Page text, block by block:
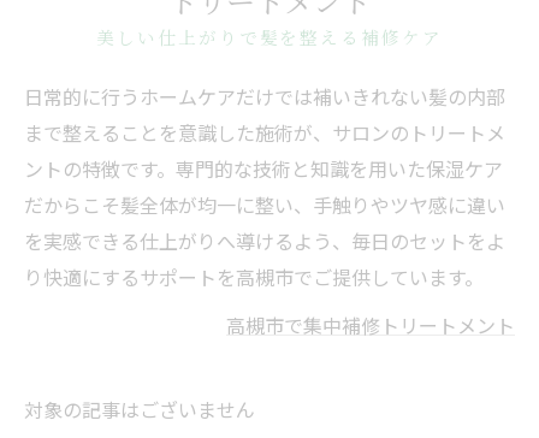
美しい仕上がりで髪を整える補修ケア
日常的に行うホームケアだけでは補いきれない髪の内部
まで整えることを意識した施術が、サロンのトリートメ
ントの特徴です。専門的な技術と知識を用いた保湿ケア
だからこそ髪全体が均一に整い、手触りやツヤ感に違い
を実感できる仕上がりへ導けるよう、毎日のセットをよ
り快適にするサポートを高槻市でご提供しています。
高槻市で集中補修トリートメント
対象の記事はございません